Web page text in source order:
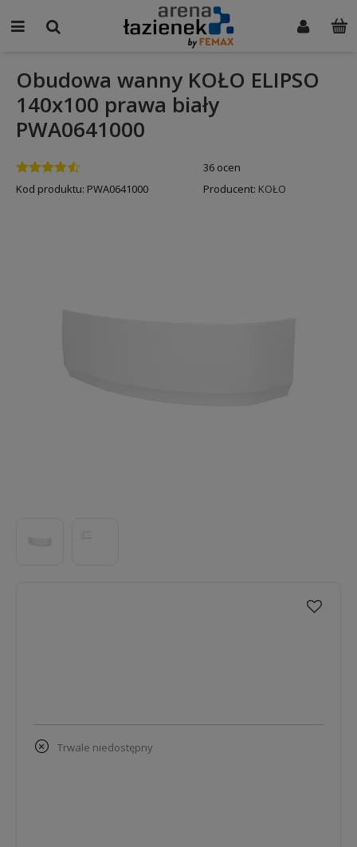
Obudowa wanny KOŁO ELIPSO
140x100 prawa biały
PWA0641000
36 ocen
Kod produktu: PWA0641000 Producent: KOŁO
trwale niedostępny